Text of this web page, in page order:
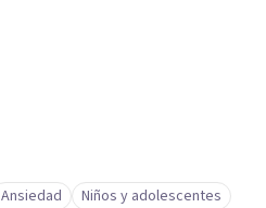
Ansiedad
Niños y adolescentes